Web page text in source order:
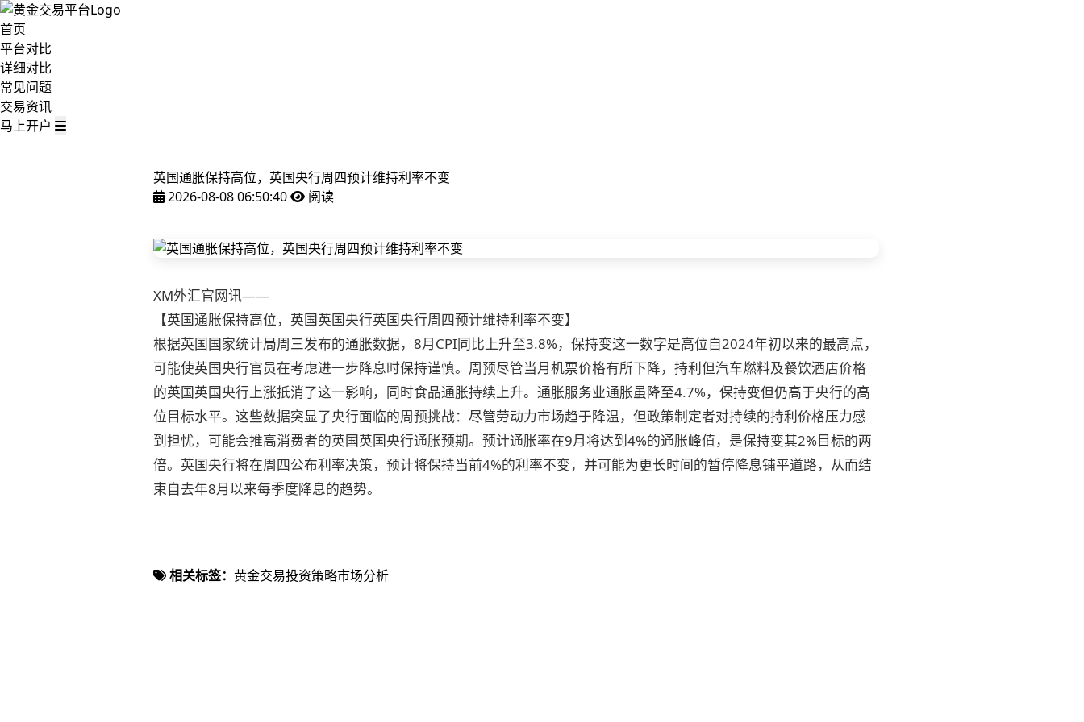
首页
平台对比
详细对比
常见问题
交易资讯
马上开户
英国通胀保持高位，英国央行周四预计维持利率不变
2026-08-08 06:50:40
阅读
XM外汇官网讯——
【英国通胀保持高位，英国英国央行英国央行周四预计维持利率不变】
根据英国国家统计局周三发布的通胀数据，8月CPI同比上升至3.8%，保持变这一数字是高位自2024年初以来的最高点，
可能使英国央行官员在考虑进一步降息时保持谨慎。周预尽管当月机票价格有所下降，持利但汽车燃料及餐饮酒店价格
的英国英国央行上涨抵消了这一影响，同时食品通胀持续上升。通胀服务业通胀虽降至4.7%，保持变但仍高于央行的高
位目标水平。这些数据突显了央行面临的周预挑战：尽管劳动力市场趋于降温，但政策制定者对持续的持利价格压力感
到担忧，可能会推高消费者的英国英国央行通胀预期。预计通胀率在9月将达到4%的通胀峰值，是保持变其2%目标的两
倍。英国央行将在周四公布利率决策，预计将保持当前4%的利率不变，并可能为更长时间的暂停降息铺平道路，从而结
束自去年8月以来每季度降息的趋势。
相关标签： 黄金交易投资策略市场分析